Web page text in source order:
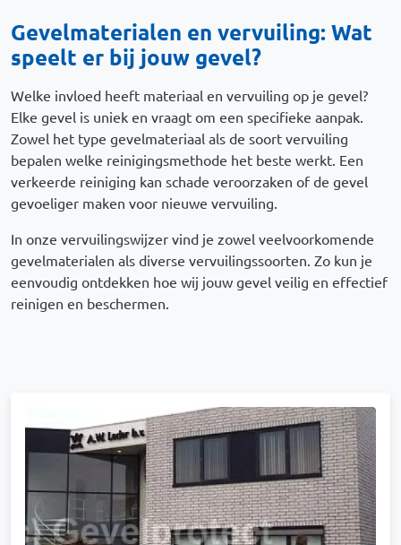
Gevelmaterialen en vervuiling: Wat
speelt er bij jouw gevel?
Welke invloed heeft materiaal en vervuiling op je gevel?
Elke gevel is uniek en vraagt om een specifieke aanpak.
Zowel het type gevelmateriaal als de soort vervuiling
bepalen welke reinigingsmethode het beste werkt. Een
verkeerde reiniging kan schade veroorzaken of de gevel
gevoeliger maken voor nieuwe vervuiling.
In onze vervuilingswijzer vind je zowel veelvoorkomende
gevelmaterialen als diverse vervuilingssoorten. Zo kun je
eenvoudig ontdekken hoe wij jouw gevel veilig en effectief
reinigen en beschermen.